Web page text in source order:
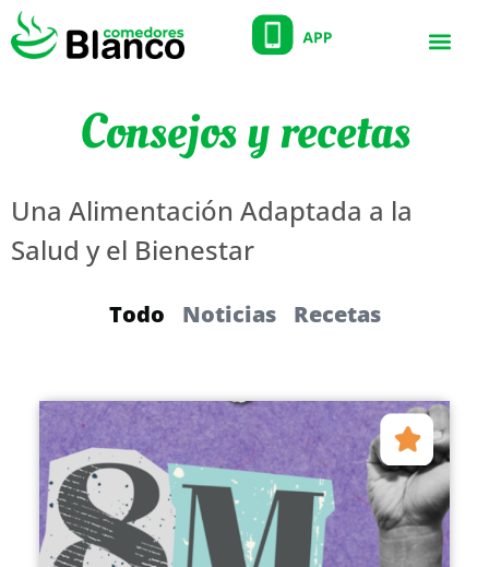
Consejos y recetas
Una Alimentación Adaptada a la
Salud y el Bienestar
Noticias Recetas
Todo